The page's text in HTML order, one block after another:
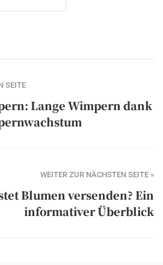
SEITE
Lange Wimpern dank
WEITER ZUR NÄCHSTEN SEITE »
Blumen versenden? Ein
informativer Überblick